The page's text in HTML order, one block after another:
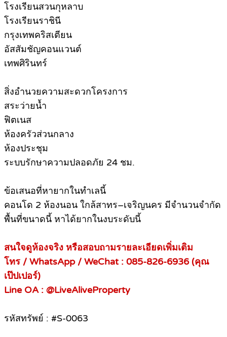
โรงเรียนสวนกุหลาบ
โรงเรียนราชินี
กรุงเทพคริสเตียน
อัสสัมชัญคอนแวนต์
เทพศิรินทร์
สิ่งอำนวยความสะดวกโครงการ
สระว่ายน้ำ
ฟิตเนส
ห้องครัวส่วนกลาง
ห้องประชุม
ระบบรักษาความปลอดภัย 24 ชม.
ข้อเสนอที่หายากในทำเลนี้
คอนโด 2 ห้องนอน ใกล้สาทร–เจริญนคร มีจำนวนจำกัด
พื้นที่ขนาดนี้ หาได้ยากในงบระดับนี้
สนใจดูห้องจริง หรือสอบถามรายละเอียดเพิ่มเติม
โทร / WhatsApp / WeChat : 085-826-6936 (คุณ
เป๊ปเปอร์)
Line OA : @LiveAliveProperty
รหัสทรัพย์ : #S-0063